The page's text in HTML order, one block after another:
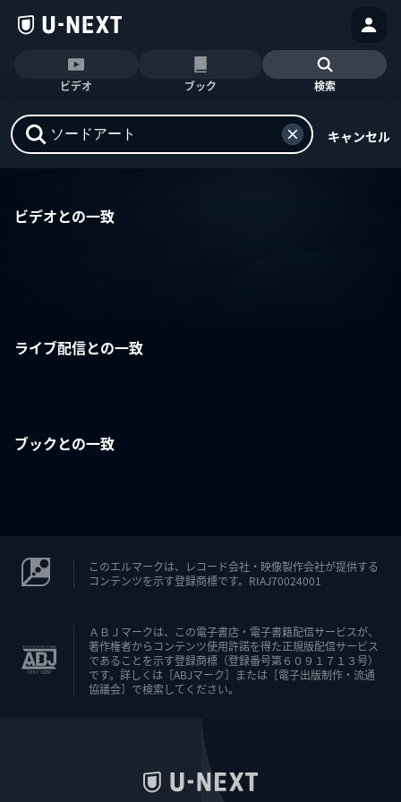
ビデオ ブック 検索
キャンセル
ビデオとの一致
ライブ配信との一致
ブックとの一致
このエルマークは、レコード会社・映像製作会社が提供する
コンテンツを示す登録商標です。RIAJ70024001
ＡＢＪマークは、この電子書店・電子書籍配信サービスが、
著作権者からコンテンツ使用許諾を得た正規版配信サービス
であることを示す登録商標（登録番号第６０９１７１３号）
です。詳しくは［ABJマーク］または［電子出版制作・流通
協議会］で検索してください。